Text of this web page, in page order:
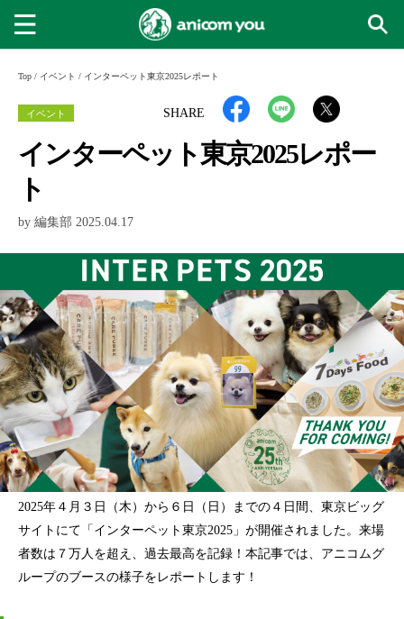
Top / イベント / インターペット東京2025レポート
SHARE
イベント
インターペット東京2025レポー
ト
by 編集部 2025.04.17
2025年４月３日（木）から６日（日）までの４日間、東京ビッグ
サイトにて「インターペット東京2025」が開催されました。来場
者数は７万人を超え、過去最高を記録！本記事では、アニコムグ
ループのブースの様子をレポートします！